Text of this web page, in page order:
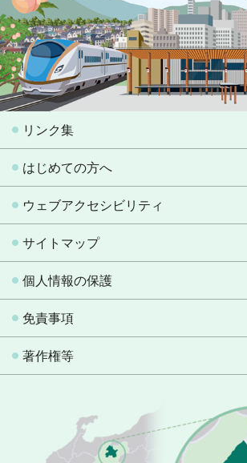
リンク集
はじめての方へ
ウェブアクセシビリティ
サイトマップ
個人情報の保護
免責事項
著作権等